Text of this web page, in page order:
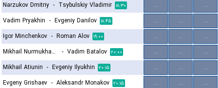
Narzukov Dmitriy - Tsybulskiy Vladimir ۱۸:۳۰ ... ...
...
Vadim Pryakhin - Evgeniy Danilov ۱۸:۴۵ ... ...
...
Igor Minchenkov - Roman Alov ۱۹:۰۰ ... ...
...
Mikhail Nurmukhamedov
- Vadim Batalov ۲۰:۰۰ ... ...
...
Mikhail Atiunin - Evgeniy Ilyukhin ۲۰:۱۵ ... ...
...
Evgeny Grishaev - Aleksandr Monakov ۲۰:۱۵ ... ...
...